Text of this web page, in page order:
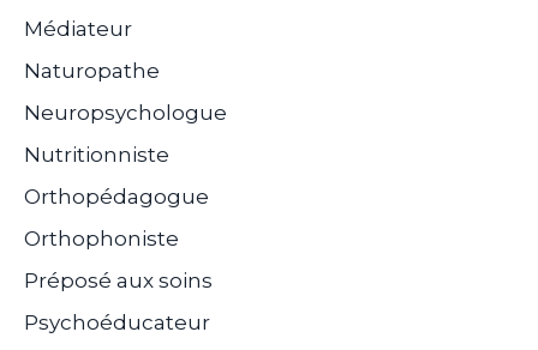
Médiateur
Naturopathe
Neuropsychologue
Nutritionniste
Orthopédagogue
Orthophoniste
Préposé aux soins
Psychoéducateur